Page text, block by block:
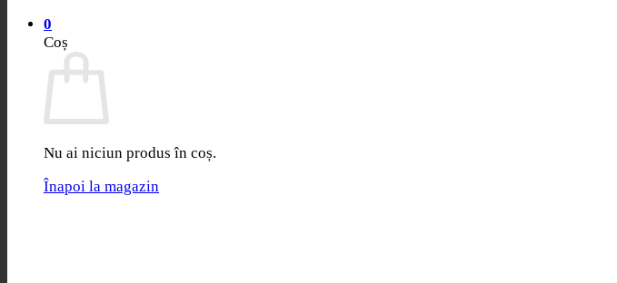
0
Coș
Nu ai niciun produs în coș.
Înapoi la magazin